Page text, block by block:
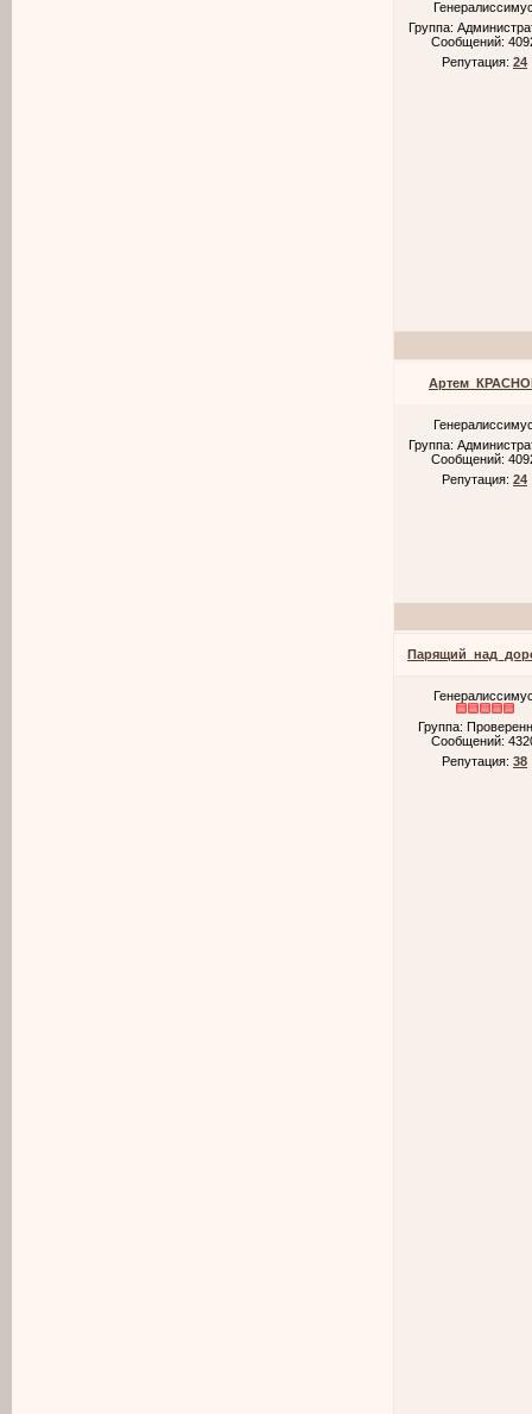
Группа:
Сообщений:
Репутация: 24
Группа:
Сообщений:
Репутация: 24
Группа:
Сообщений:
Репутация: 38